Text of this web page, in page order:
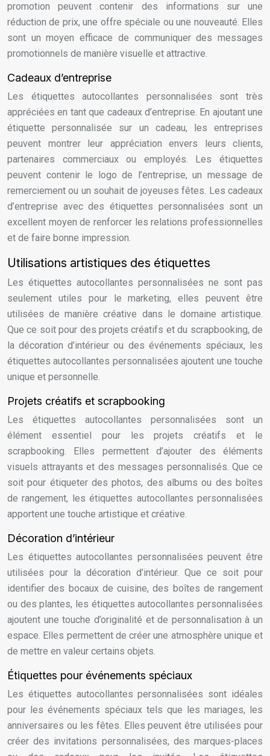
promotion peuvent contenir des informations sur une
réduction de prix, une offre spéciale ou une nouveauté. Elles
sont un moyen efficace de communiquer des messages
promotionnels de manière visuelle et attractive.
Cadeaux d’entreprise
Les étiquettes autocollantes personnalisées sont très
appréciées en tant que cadeaux d’entreprise. En ajoutant une
étiquette personnalisée sur un cadeau, les entreprises
peuvent montrer leur appréciation envers leurs clients,
partenaires commerciaux ou employés. Les étiquettes
peuvent contenir le logo de l’entreprise, un message de
remerciement ou un souhait de joyeuses fêtes. Les cadeaux
d’entreprise avec des étiquettes personnalisées sont un
excellent moyen de renforcer les relations professionnelles
et de faire bonne impression.
Utilisations artistiques des étiquettes
Les étiquettes autocollantes personnalisées ne sont pas
seulement utiles pour le marketing, elles peuvent être
utilisées de manière créative dans le domaine artistique.
Que ce soit pour des projets créatifs et du scrapbooking, de
la décoration d’intérieur ou des événements spéciaux, les
étiquettes autocollantes personnalisées ajoutent une touche
unique et personnelle.
Projets créatifs et scrapbooking
Les étiquettes autocollantes personnalisées sont un
élément essentiel pour les projets créatifs et le
scrapbooking. Elles permettent d’ajouter des éléments
visuels attrayants et des messages personnalisés. Que ce
soit pour étiqueter des photos, des albums ou des boîtes
de rangement, les étiquettes autocollantes personnalisées
apportent une touche artistique et créative.
Décoration d’intérieur
Les étiquettes autocollantes personnalisées peuvent être
utilisées pour la décoration d’intérieur. Que ce soit pour
identifier des bocaux de cuisine, des boîtes de rangement
ou des plantes, les étiquettes autocollantes personnalisées
ajoutent une touche d’originalité et de personnalisation à un
espace. Elles permettent de créer une atmosphère unique et
de mettre en valeur certains objets.
Étiquettes pour événements spéciaux
Les étiquettes autocollantes personnalisées sont idéales
pour les événements spéciaux tels que les mariages, les
anniversaires ou les fêtes. Elles peuvent être utilisées pour
créer des invitations personnalisées, des marques-places